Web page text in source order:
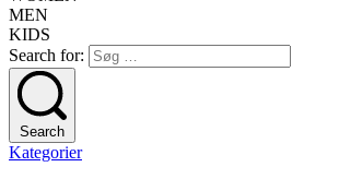
MEN
KIDS
Search for:
Search
Kategorier